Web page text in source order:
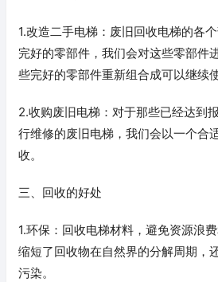
1.改造二手电梯：废旧回收电梯的各
完好的零部件，我们会对这些零部件
些完好的零部件重新组合成可以继续
2.收购废旧电梯：对于那些已经达到
行维修的废旧电梯，我们会以一个合
收。
三、回收的好处
1.环保：回收电梯材料，避免资源浪
缩短了回收物在自然界的分解周期，
污染。